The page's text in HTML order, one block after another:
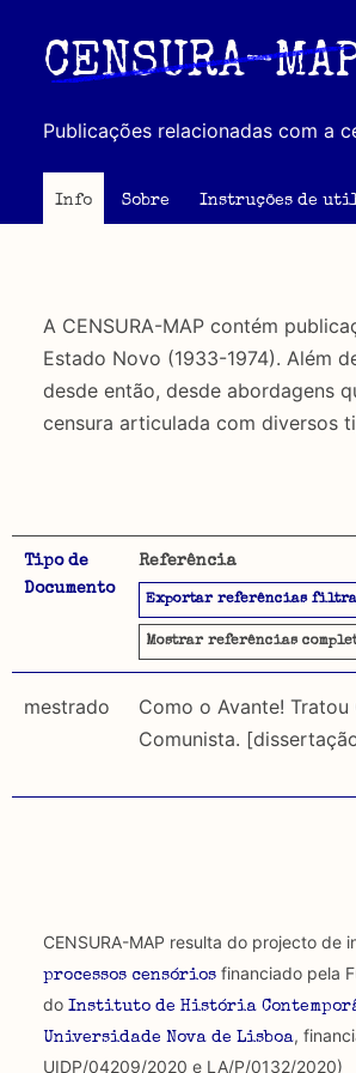
principal
CENSURA-
Publicações relacionadas com a
Info Sobre Instruções de
A CENSURA-MAP contém
Estado Novo (1933-1974). Além
desde então, desde abordagens
censura articulada com diversos
Este mapeamento pretende
distinção entre material
1974, ou seja, sem ser sujeito a
Foram descartadas publicações
algumas das publicações que
A CENSURA-MAP permite uma
utilizados. É igualmente possível
Tipo de censura investigada
Regulatória: Censura
Regulatória e Constitutiva :
Tipo investigação realizada
Tipo de
Documento
Referência
Exportar referências
Mostrarreferências
mestrado
Como o Avante! Tratou
Comunista.
CENSURA-MAP resulta do projecto de
processos censóriosfinanciado pela
do Instituto de História
Universidade Nova de Lisboa,
UIDP/04209/2020 e LA/P/0132/2020)